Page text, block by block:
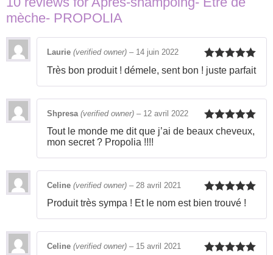
mèche- PROPOLIA
Rated5out
of 5
Laurie (verified owner) – 14 juin 2022
Très bon produit ! démele, sent bon ! juste parfait
Rated5out
Shpresa (verified owner) – 12 avril 2022
Tout le monde me dit que j’ai de beaux cheveux,
mon secret ? Propolia !!!!
Rated5out
Celine (verified owner) – 28 avril 2021
Produit très sympa ! Et le nom est bien trouvé !
Celine (verified owner) – 15 avril 2021